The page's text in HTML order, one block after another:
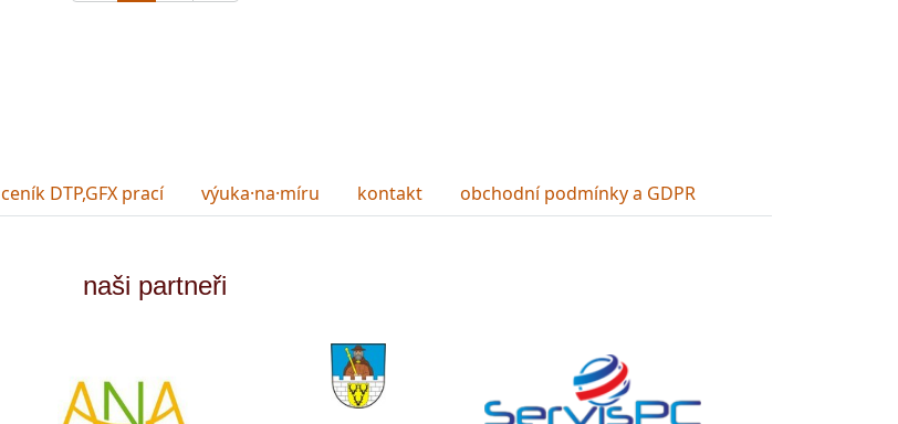
ceník DTP,GFX prací výuka·na·míru kontakt obchodní podmínky a GDPR
naši partneři